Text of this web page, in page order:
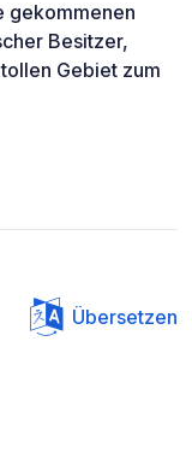
gekommenen
Besitzer,
Gebiet zum
Übersetzen